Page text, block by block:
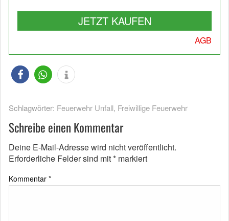
JETZT KAUFEN
AGB
Schlagwörter: Feuerwehr Unfall, Freiwillige Feuerwehr
Schreibe einen Kommentar
Deine E-Mail-Adresse wird nicht veröffentlicht.
Erforderliche Felder sind mit* markiert
Kommentar *